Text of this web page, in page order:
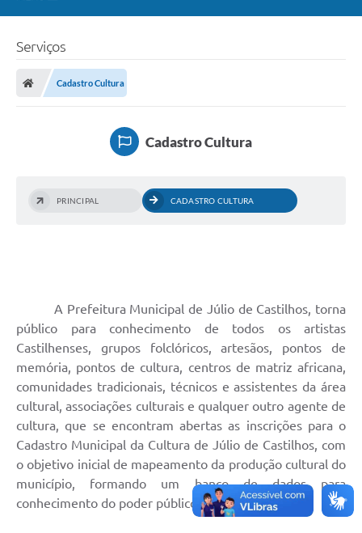
Ouvidoria
Editais e Publicações
PLANO ANUAL DE CONTRATAÇÕES (PAC)
Serviços e Informações Online
Licitações
Secretarias de Júlio de Castilhos
Coronavírus
Certidão Negativa
Alvará
Serviços
Cadastro Cultura
Cadastro Cultura
PRINCIPAL CADASTRO CULTURA
A Prefeitura Municipal de Júlio de Castilhos, torna
público para conhecimento de todos os artistas
Castilhenses, grupos folclóricos, artesãos, pontos de
memória, pontos de cultura, centros de matriz africana,
comunidades tradicionais, técnicos e assistentes da área
cultural, associações culturais e qualquer outro agente de
cultura, que se encontram abertas as inscrições para o
Cadastro Municipal da Cultura de Júlio de Castilhos, com
o objetivo inicial de mapeamento da produção cultural do
município, formando um banco de dados para
conhecimento do poder público e dos cidadãos.